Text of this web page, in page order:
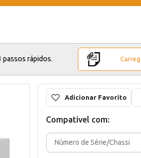
passos rápidos.
Adicionar Favorito
Compativel com: